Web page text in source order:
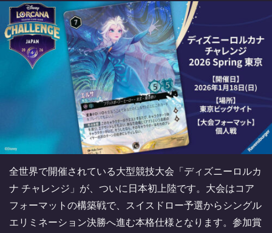
全世界で開催されている大型競技大会「ディズニーロルカ
ナ チャレンジ」が、ついに日本初上陸です。大会はコア
フォーマットの構築戦で、スイスドロー予選からシングル
エリミネーション決勝へ進む本格仕様となります。参加賞